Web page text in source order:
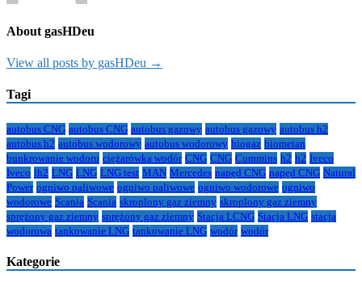
About gasHDeu
View all posts by gasHDeu →
Tagi
autobus CNG autobus CNG autobus gazowy autobus gazowy autobus h2
autobus h2 autobus wodorowy autobus wodorowy biogaz biometan
bunkrowanie wodoru ciężarówka wodór CNG CNG Cummins h2 h2 Iveco
Iveco lh2 LNG LNG LNG test MAN Mercedes napęd CNG napęd CNG Natural
Power ogniwo paliwowe ogniwo paliwowe ogniwo wodorowe ogniwo
wodorowe Scania Scania skroplony gaz ziemny skroplony gaz ziemny
sprężony gaz ziemny sprężony gaz ziemny Stacja LCNG Stacja LNG stacja
wodorowa tankowanie LNG tankowanie LNG wodór wodór
Kategorie